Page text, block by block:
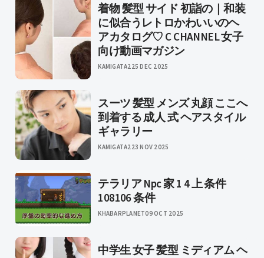
着物 髪型 サイド 初詣の｜和装
に似合うレトロかわいいのヘ
アカタログ♡ C CHANNEL 女子
向け動画マガジン
KAMIGATA2 25 DEC 2025
スーツ 髪型 メンズ 丸顔 ここへ
到着する 成人 式 ヘアスタイル
ギャラリー
KAMIGATA2 23 NOV 2025
テラリア Npc 家 1 4 上 条件
108106 条件
KHABARPLANET09 OCT 2025
中学生 女子 髪型 ミディアム ヘ